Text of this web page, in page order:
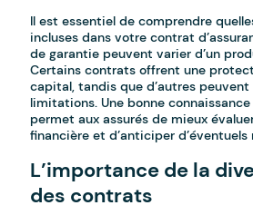
Il est essentiel de comprendre
incluses dans votre contrat
de garantie peuvent varier d’un
Certains contrats offrent une
capital, tandis que d’autres
limitations. Une bonne
permet aux assurés de mieux
financière et d’anticiper d’éventuels
L’importance de la
des contrats